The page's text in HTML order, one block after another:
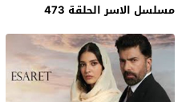
مسلسل الاسر الحلقة 473